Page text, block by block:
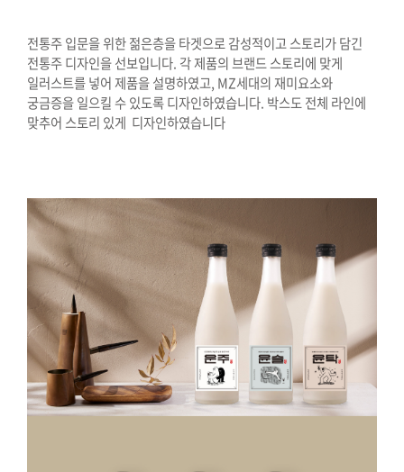
전통주 입문을 위한 젊은층을 타겟으로 감성적이고 스토리가 담긴
전통주 디자인을 선보입니다. 각 제품의 브랜드 스토리에 맞게
일러스트를 넣어 제품을 설명하였고, MZ세대의 재미요소와
궁금증을 일으킬 수 있도록 디자인하였습니다. 박스도 전체 라인에
맞추어 스토리 있게 디자인하였습니다